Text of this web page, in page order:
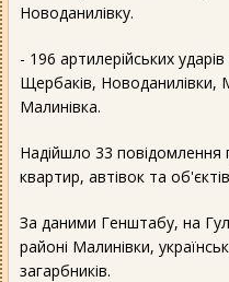
Новоданилівку.
- 196 артилерійських
Щербаків, Новоданилівки,
Малинівка.
Надійшло 33 повідомлення
квартир, автівок та
За даними Генштабу, на
районі Малинівки,
загарбників.